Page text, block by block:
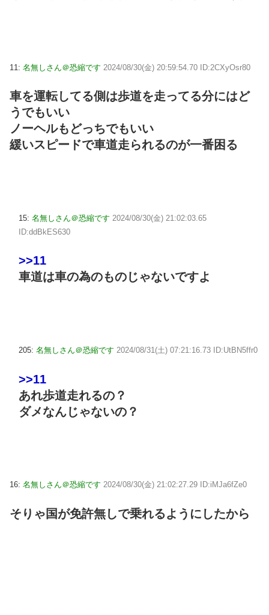
11: 名無しさん＠恐縮です 2024/08/30(金) 20:59:54.70 ID:2CXyOsr80
車を運転してる側は歩道を走ってる分にはど
うでもいい
ノーヘルもどっちでもいい
緩いスピードで車道走られるのが一番困る
15: 名無しさん＠恐縮です 2024/08/30(金) 21:02:03.65
ID:ddBkES630
>>11
車道は車の為のものじゃないですよ
205: 名無しさん＠恐縮です 2024/08/31(土) 07:21:16.73 ID:UtBN5ffr0
>>11
あれ歩道走れるの？
ダメなんじゃないの？
16: 名無しさん＠恐縮です 2024/08/30(金) 21:02:27.29 ID:iMJa6fZe0
そりゃ国が免許無しで乗れるようにしたから